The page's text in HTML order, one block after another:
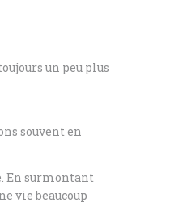
un peu plus
souvent en
En surmontant
vie beaucoup